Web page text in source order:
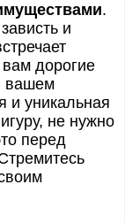
.
и
дорогие
вашем
и уникальная
не нужно
перед